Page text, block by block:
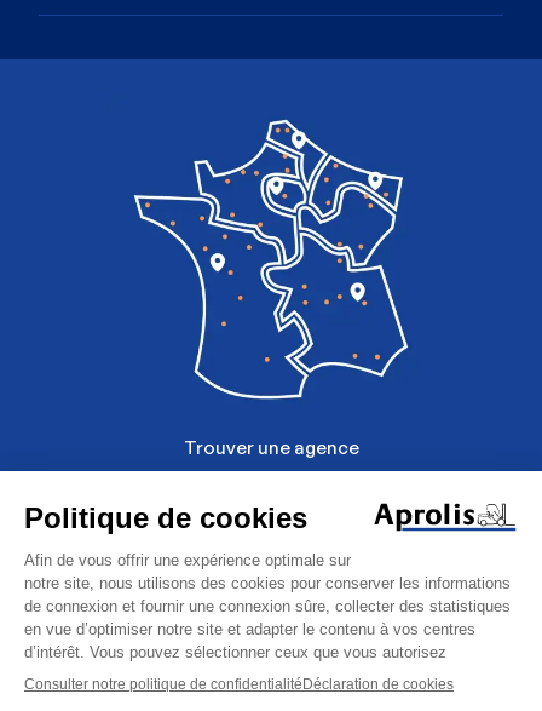
Retour à la liste
Chariots
latéraux
Baumann
Demande
Trouver une agence
Mentions légales
Politique de données personelles
Gestion des cookies